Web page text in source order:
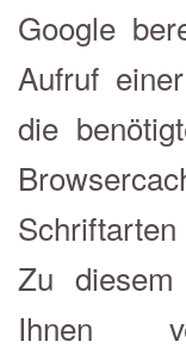
Google
Aufruf
die
Schriftarten
Zu
Ihnen